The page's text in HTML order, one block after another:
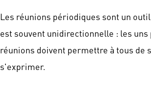
Les réunions périodiques sont un
est souvent unidirectionnelle : les
réunions doivent permettre à tous
s'exprimer.